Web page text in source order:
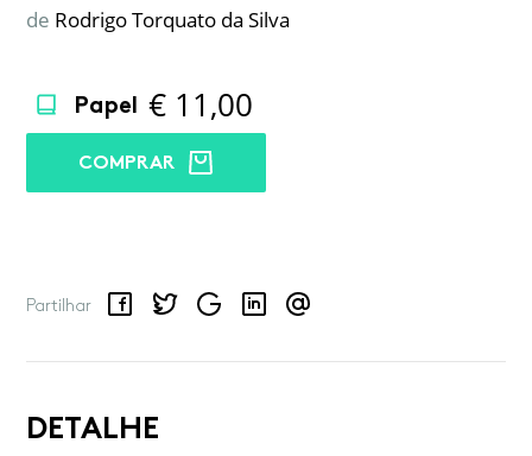
de Rodrigo Torquato da Silva
Papel € 11,00
COMPRAR
Partilhar
FacebookTwitterGoogle LinkedInEmail
DETALHE